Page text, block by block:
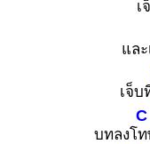
เ
แล
เจ็บ
บทลงโ
C
ท